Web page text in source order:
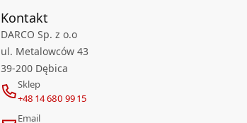
Kontakt
DARCO Sp. z o.o
ul. Metalowców 43
39-200 Dębica
Sklep
+48 14 680 99 15
Email